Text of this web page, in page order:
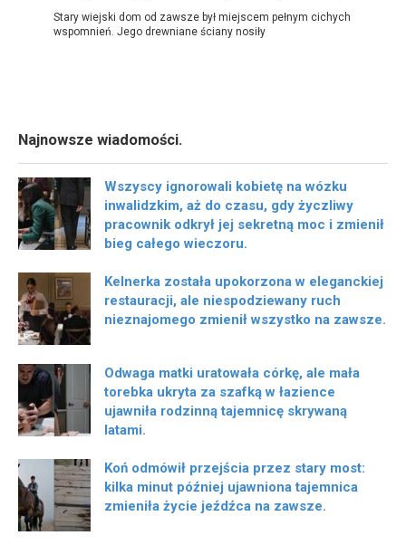
Stary wiejski dom od zawsze był miejscem pełnym cichych
wspomnień. Jego drewniane ściany nosiły
Najnowsze wiadomości.
Wszyscy ignorowali kobietę na wózku
inwalidzkim, aż do czasu, gdy życzliwy
pracownik odkrył jej sekretną moc i zmienił
bieg całego wieczoru.
Kelnerka została upokorzona w eleganckiej
restauracji, ale niespodziewany ruch
nieznajomego zmienił wszystko na zawsze.
Odwaga matki uratowała córkę, ale mała
torebka ukryta za szafką w łazience
ujawniła rodzinną tajemnicę skrywaną
latami.
Koń odmówił przejścia przez stary most:
kilka minut później ujawniona tajemnica
zmieniła życie jeźdźca na zawsze.